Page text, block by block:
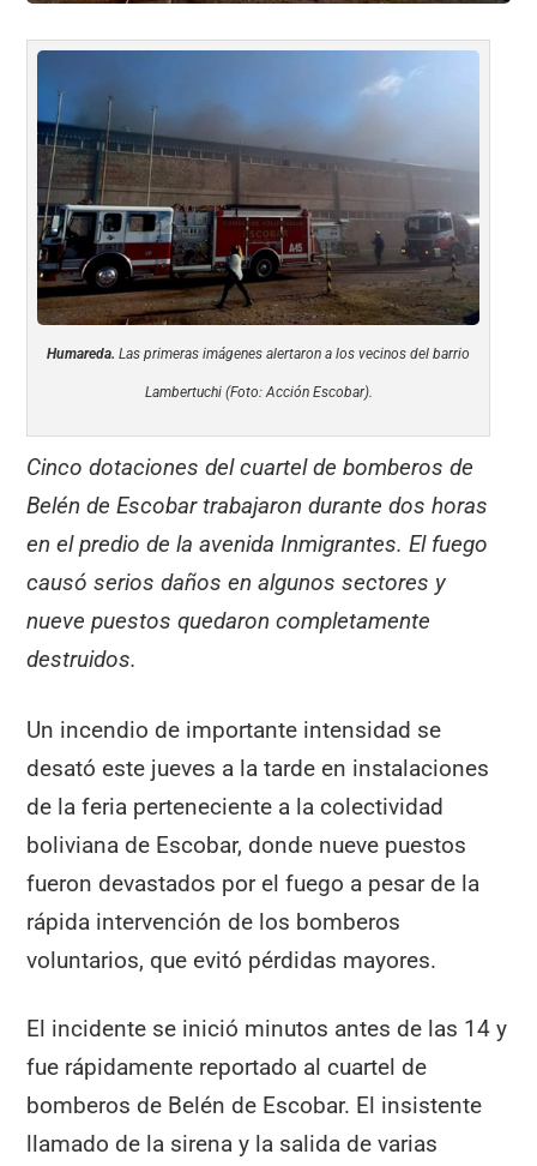
Humareda. Las primeras imágenes alertaron a los vecinos del barrio
Lambertuchi (Foto: Acción Escobar).
Cinco dotaciones del cuartel de bomberos de
Belén de Escobar trabajaron durante dos horas
en el predio de la avenida Inmigrantes. El fuego
causó serios daños en algunos sectores y
nueve puestos quedaron completamente
destruidos.
Un incendio de importante intensidad se
desató este jueves a la tarde en instalaciones
de la feria perteneciente a la colectividad
boliviana de Escobar, donde nueve puestos
fueron devastados por el fuego a pesar de la
rápida intervención de los bomberos
voluntarios, que evitó pérdidas mayores.
El incidente se inició minutos antes de las 14 y
fue rápidamente reportado al cuartel de
bomberos de Belén de Escobar. El insistente
llamado de la sirena y la salida de varias